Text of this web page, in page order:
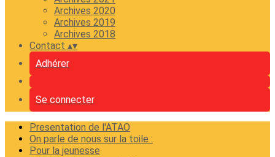
Archives 2020
Archives 2019
Archives 2018
Contact ▴▾
Adhérer
Se connecter
Presentation de l'ATAO
On parle de nous sur la toile :
Pour la jeunesse